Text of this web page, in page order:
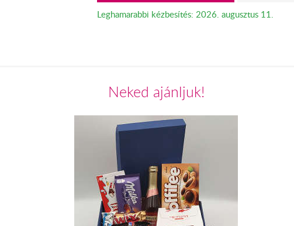
Leghamarabbi kézbesítés: 2026. augusztus 11.
Neked ajánljuk!